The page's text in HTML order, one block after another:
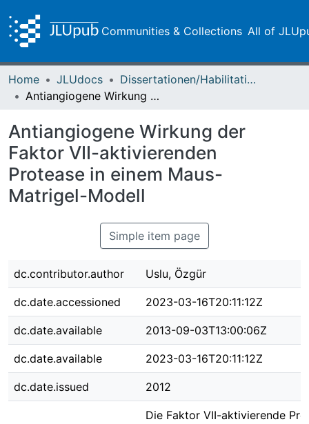
Communities & Collections All of
Home JLUdocs
Dissertationen/Habilitationen
Antiangiogene Wirkung der Faktor VII-aktivierenden Protease in einem Maus-Matrigel-Modell
Antiangiogene Wirkung der
Faktor VII-aktivierenden
Protease in einem Maus-
Matrigel-Modell
Simple item page
dc.contributor.author Uslu, Özgür
dc.date.accessioned 2023-03-16T20:11:12Z
dc.date.available 2013-09-03T13:00:06Z
dc.date.available 2023-03-16T20:11:12Z
dc.date.issued 2012
Die Faktor VII-aktivierende